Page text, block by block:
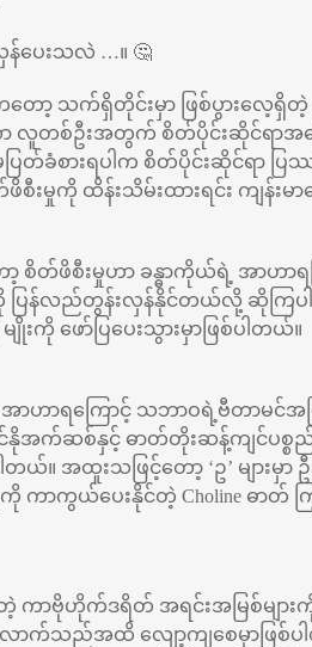
ေးသလဲ …။ 🤔
ကတော့ သက်ရှိတိုင်းမှာ ဖြစ်ပွားလေ့ရှိ
ာ လူတစ်ဦးအတွက် စိတ်ပိုင်းဆိုင်ရာအပ
ားရပါက စိတ်ပိုင်းဆိုင်ရာ ပြဿန
စီးမှုကို ထိန်းသိမ်းထားရင်း ကျန်းမာ
စိတ်ဖိစီးမှုဟာ ခန္ဓာကိုယ်ရဲ့ အာဟာ
ပြန်လည်တွန်းလှန်နိုင်တယ်လို့ ဆိုကြပ
ဖော်ပြပေးသွားမှာဖြစ်ပါတယ်။
ာ အာဟာရကြောင့် သဘာဝရဲ့ဗီတာမ
က်ဆစ်နှင့် ဓာတ်တိုးဆန့်ကျင်ပစ္စည်းမ
။ အထူးသဖြင့်တော့ ‘ဥ’ များမှာ
ကို ကာကွယ်ပေးနိုင်တဲ့ Choline ဓာ
ာဗိုဟိုက်ဒရိတ် အရင်းအမြစ်များကို
က်သည်အထိ လျော့ကျစေမှာဖြစ်ပါ